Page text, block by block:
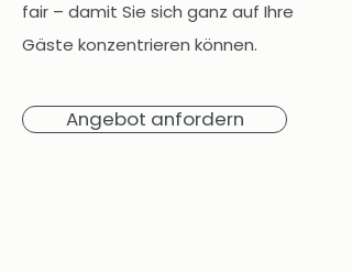
fair – damit Sie sich ganz auf Ihre
Gäste konzentrieren können.
Angebot anfordern